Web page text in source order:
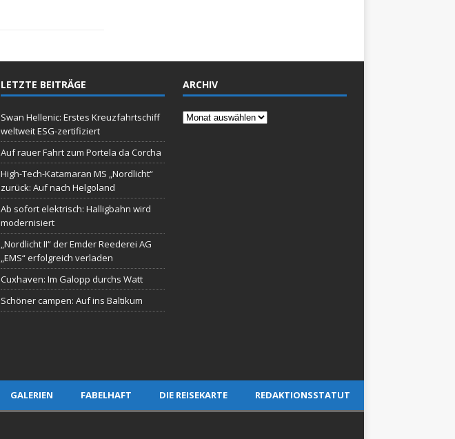
LETZTE BEITRÄGE
Swan Hellenic: Erstes Kreuzfahrtschiff
weltweit ESG-zertifiziert
Auf rauer Fahrt zum Portela da Corcha
High-Tech-Katamaran MS „Nordlicht“
zurück: Auf nach Helgoland
Ab sofort elektrisch: Halligbahn wird
modernisiert
„Nordlicht II“ der Emder Reederei AG
„EMS“ erfolgreich verladen
Cuxhaven: Im Galopp durchs Watt
Schöner campen: Auf ins Baltikum
ARCHIV
Archiv
GALERIEN FABELHAFT DIE REISEKARTE REDAKTIONSSTATUT